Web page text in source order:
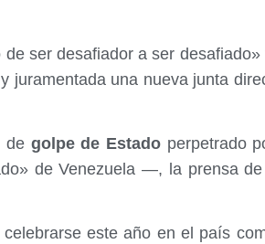
ser desafiador a ser desafiado»
juramentada una nueva junta
de golpe de Estado perpetrado
de Venezuela —, la prensa
este año en el país